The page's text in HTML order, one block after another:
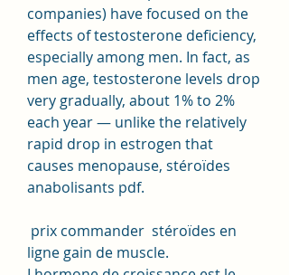
companies) have focused on the
effects of testosterone deficiency,
especially among men. In fact, as
men age, testosterone levels drop
very gradually, about 1% to 2%
each year — unlike the relatively
rapid drop in estrogen that
causes menopause, stéroïdes
anabolisants pdf.
ligne gain de muscle.